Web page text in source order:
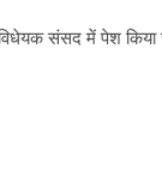
संसद में पेश